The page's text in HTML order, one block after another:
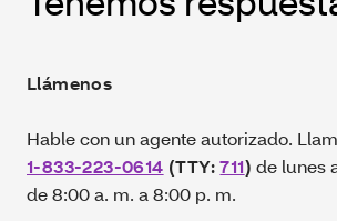
Llámenos
Hable con un agente autorizado.
1-833-223-0614 (TTY:711) de lunes
de 8:00 a. m. a 8:00 p. m.